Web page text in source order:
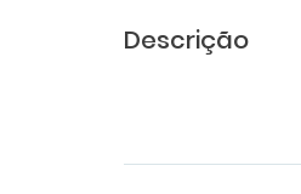
Descrição